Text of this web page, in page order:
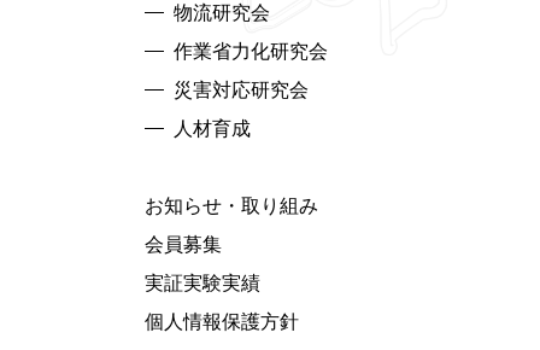
物流研究会
作業省力化研究会
災害対応研究会
人材育成
お知らせ・取り組み
会員募集
実証実験実績
個人情報保護方針